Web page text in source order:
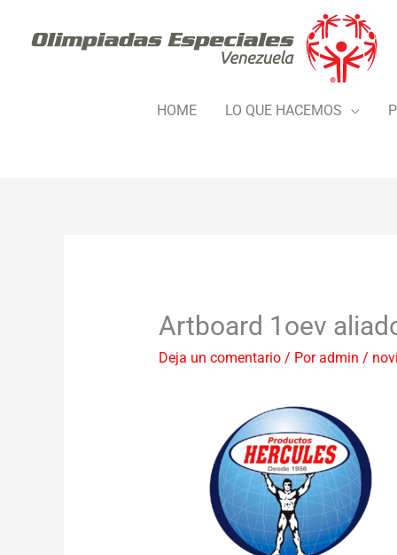
HOME LO QUE HACEMOS
Artboard 1oev
Deja un comentario / Poradmin /